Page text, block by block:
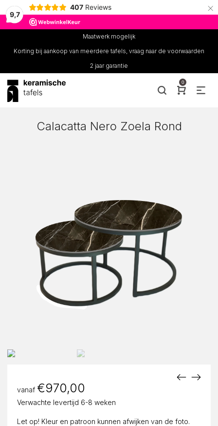
9,7
407 Reviews ×
Maatwerk mogelijk
Korting bij aankoop van meerdere tafels, vraag naar de voorwaarden
2 jaar garantie
0
Calacatta Nero Zoela Rond
vanaf €970,00
Verwachte levertijd 6-8 weken
Let op! Kleur en patroon kunnen afwijken van de foto.